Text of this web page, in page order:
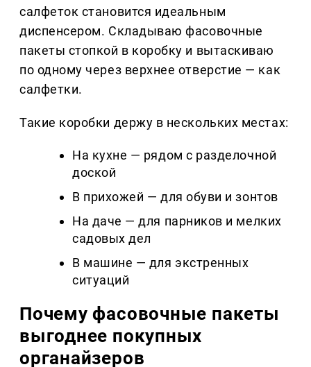
салфеток становится идеальным
диспенсером. Складываю фасовочные
пакеты стопкой в коробку и вытаскиваю
по одному через верхнее отверстие — как
салфетки.
Такие коробки держу в нескольких местах:
На кухне — рядом с разделочной
доской
В прихожей — для обуви и зонтов
На даче — для парников и мелких
садовых дел
В машине — для экстренных
ситуаций
Почему фасовочные пакеты
выгоднее покупных
органайзеров